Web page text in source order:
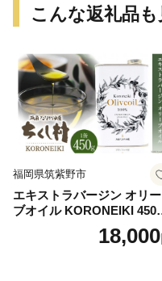
こんな返礼品
福岡県筑紫野市
エキストラバージン オリー
ブオイル KORONEIKI
[筑前たなか油屋 福岡県 筑紫
野市 21760403] 油 食用油
18,000